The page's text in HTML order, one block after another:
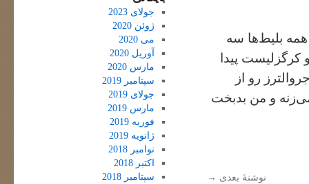
همه بلیط‌ها سه
پیدا
رو از
و من بدبخت
نوشتهٔ بعدی →
جولای 2023
ژوئن 2020
می 2020
آوریل 2020
مارس 2020
سپتامبر 2019
جولای 2019
مارس 2019
فوریه 2019
ژانویه 2019
نوامبر 2018
اکتبر 2018
سپتامبر 2018